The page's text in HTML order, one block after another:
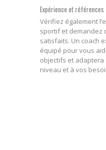
Expérience et références
Vérifiez également
sportif et demandez
satisfaits. Un coach
équipé pour vous
objectifs et
niveau et à vos